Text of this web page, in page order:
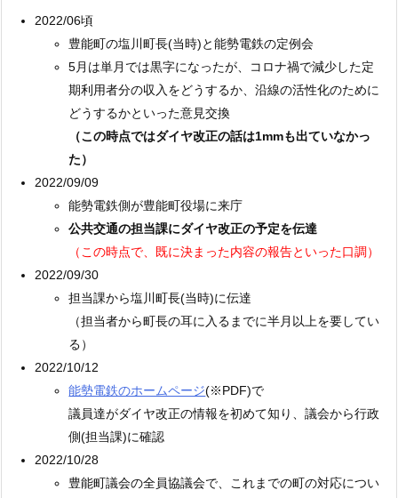
2022/06頃
豊能町の塩川町長(当時)と能勢電鉄の定例会
5月は単月では黒字になったが、コロナ禍で減少した定
期利用者分の収入をどうするか、沿線の活性化のために
どうするかといった意見交換
（この時点ではダイヤ改正の話は1mmも出ていなかっ
た）
2022/09/09
能勢電鉄側が豊能町役場に来庁
公共交通の担当課にダイヤ改正の予定を伝達
（この時点で、既に決まった内容の報告といった口調）
2022/09/30
担当課から塩川町長(当時)に伝達
（担当者から町長の耳に入るまでに半月以上を要してい
る）
2022/10/12
能勢電鉄のホームページ(※PDF)で
議員達がダイヤ改正の情報を初めて知り、議会から行政
側(担当課)に確認
2022/10/28
豊能町議会の全員協議会で、これまでの町の対応につい